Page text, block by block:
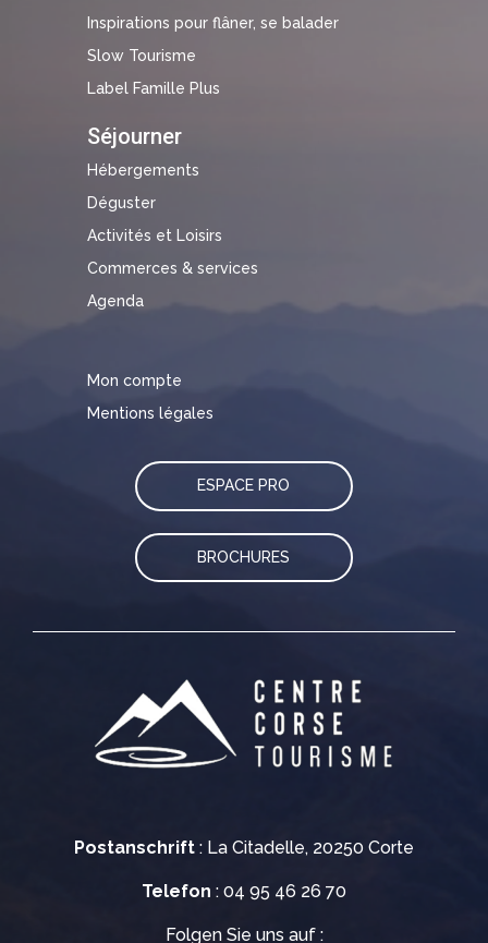
Postanschrift : La Citadelle, 20250 Corte
Telefon : 04 95 46 26 70
Folgen Sie uns auf :
Inspirations pour flâner, se balader
Slow Tourisme
Label Famille Plus
Séjourner
Hébergements
Déguster
Activités et Loisirs
Commerces & services
Agenda
Mon compte
Mentions légales
ESPACE PRO
BROCHURES